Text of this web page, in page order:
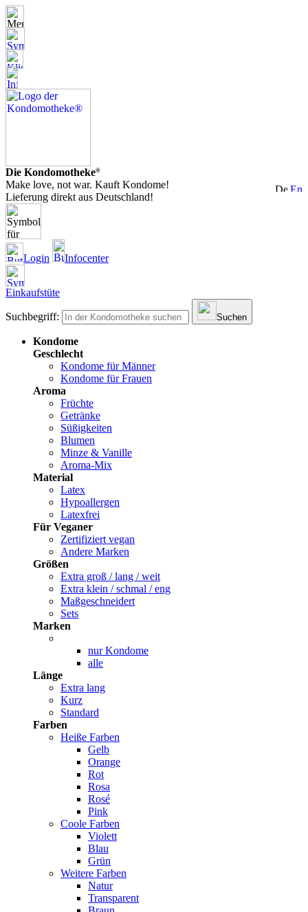
Die Kondomotheke®
Make love, not war. Kauft Kondome!
Lieferung direkt aus Deutschland!
Login Infocenter
Einkaufstüte
Suchbegriff: Suchen
Kondome
Geschlecht
Kondome für Männer
Kondome für Frauen
Aroma
Früchte
Getränke
Süßigkeiten
Blumen
Minze & Vanille
Aroma-Mix
Material
Latex
Hypoallergen
Latexfrei
Für Veganer
Zertifiziert vegan
Andere Marken
Größen
Extra groß / lang / weit
Extra klein / schmal / eng
Maßgeschneidert
Sets
Marken
nur Kondome
alle
Länge
Extra lang
Kurz
Standard
Farben
Heiße Farben
Gelb
Orange
Rot
Rosa
Rosé
Pink
Coole Farben
Violett
Blau
Grün
Weitere Farben
Natur
Transparent